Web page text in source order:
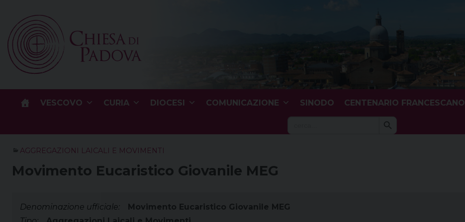
content
VESCOVO CURIA DIOCESI COMUNICAZIONE SINODO CENTENARIO FRANCESCANO
Search
Search Button
AGGREGAZIONI LAICALI E MOVIMENTI
Movimento Eucaristico Giovanile MEG
Denominazione ufficiale:
Movimento Eucaristico Giovanile MEG